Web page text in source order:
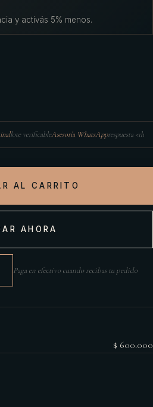
y activás 5% menos.
lote verificableAsesoría WhatsApprespuesta <1h
AL CARRITO
AHORA
Paga en efectivo cuando recibas tu pedido
$ 600.000